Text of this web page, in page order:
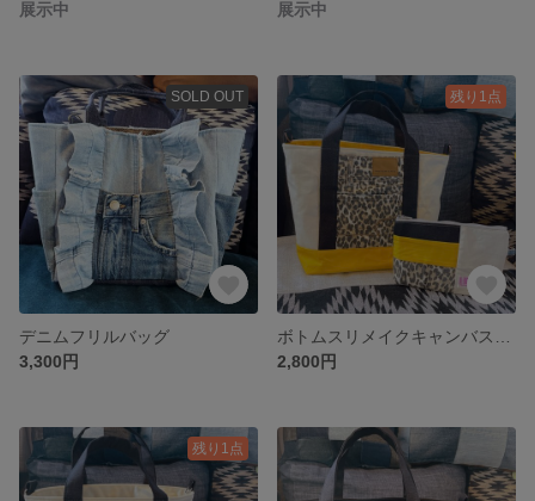
展示中 展示中
SOLD OUT
デニムフリルバッグ
3,300円
残り1点
2,800円
残り1点